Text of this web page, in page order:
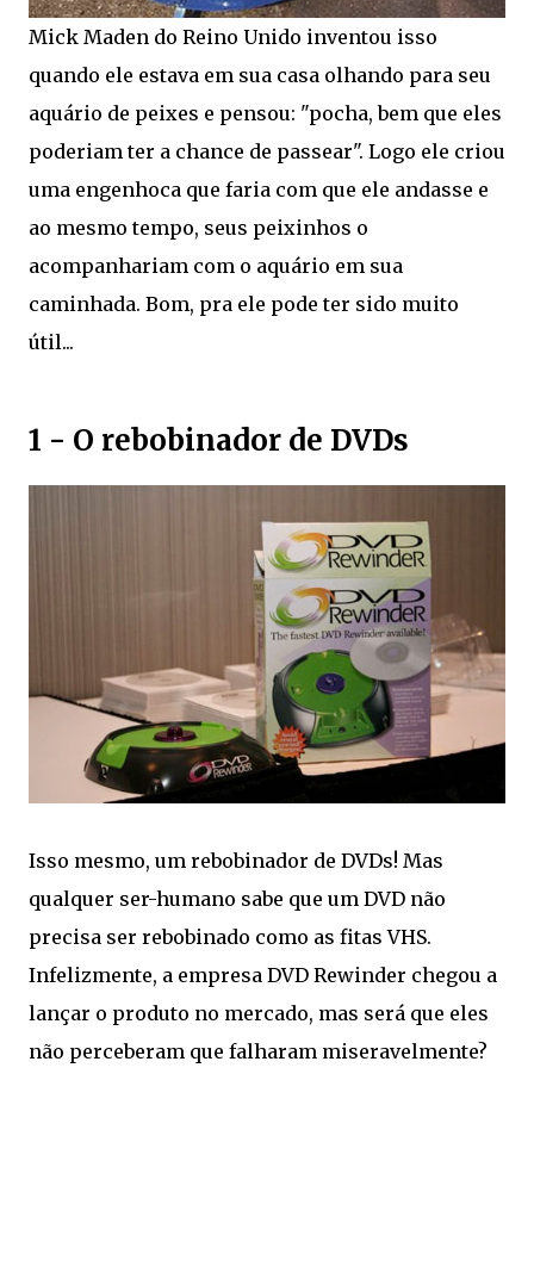
Mick Maden do Reino Unido inventou isso
quando ele estava em sua casa olhando para seu
aquário de peixes e pensou: "pocha, bem que eles
poderiam ter a chance de passear". Logo ele criou
uma engenhoca que faria com que ele andasse e
ao mesmo tempo, seus peixinhos o
acompanhariam com o aquário em sua
caminhada. Bom, pra ele pode ter sido muito
útil...
1 - O rebobinador de DVDs
Isso mesmo, um rebobinador de DVDs! Mas
qualquer ser-humano sabe que um DVD não
precisa ser rebobinado como as fitas VHS.
Infelizmente, a empresa DVD Rewinder chegou a
lançar o produto no mercado, mas será que eles
não perceberam que falharam miseravelmente?